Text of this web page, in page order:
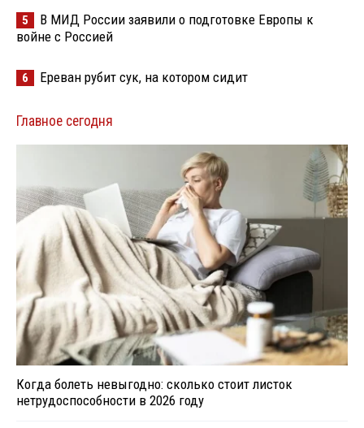
5
В МИД России заявили о подготовке Европы к
войне с Россией
6 Ереван рубит сук, на котором сидит
Главное сегодня
Когда болеть невыгодно: сколько стоит листок
нетрудоспособности в 2026 году